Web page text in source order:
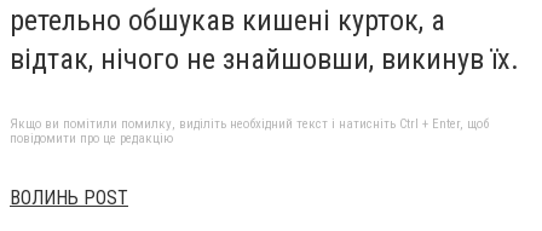
ретельно обшукав кишені курток, а
відтак, нічого не знайшовши, викинув їх.
Якщо ви помітили помилку, виділіть необхідний текст і натисніть Ctrl + Enter, щоб
повідомити про це редакцію
ВОЛИНЬ POST